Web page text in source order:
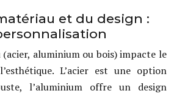
et du design :
aluminium ou bois) impacte le
L’acier est une option
l’aluminium offre un design